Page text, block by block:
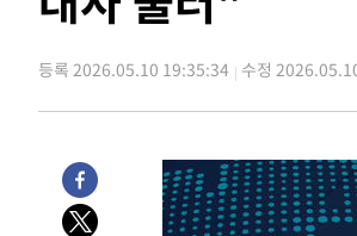
-29510초 전 >강릉에 시간당 81.4㎜ 물폭탄…
-23327초 전 >선재도서 해루질 나섰다 실종
-20861초 전 >남자 농구, 나고야 아시안게임
-16464초 전 >
극한폭염 한풀 꺾이지만…'낮
주 날씨]
-13482초 전 >
축구협회 "압수수색·성접대
등록 2026.05.10 19:35:34 수정